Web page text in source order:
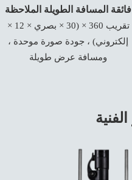
فائقة المسافة الطويلة الملاحظة
تقريب 360 × (30 × بصري × 12 ×
إلكتروني) ، جودة صورة موحدة ،
ومسافة عرض طويلة
الفنية